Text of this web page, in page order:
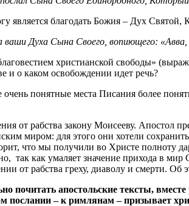
является благодать Божия – Дух
ваши Духа Сына Своего, вопиющего:
христианской свободы»
и о каком освобождении идет речь?
очень понятные места Писания более
от рабства закону Моисееву. Апостол
миром: для этого они хотели
что мы получили во Христе полноту
так как умаляет значение прихода в
от рабства греху, диаволу и смерти.
почитать апостольские тексты,
послании – к римлянам – призывает